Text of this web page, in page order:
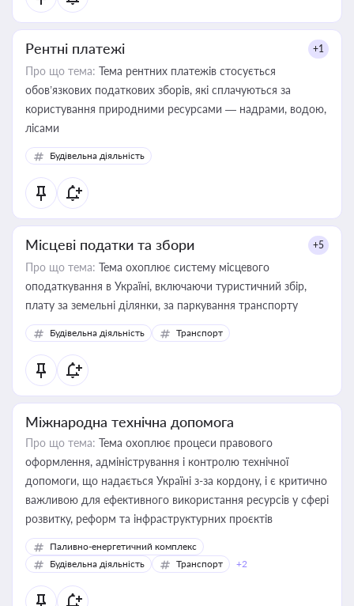
Рентні платежі +1
Про що тема: Тема рентних платежів стосується
обов’язкових податкових зборів, які сплачуються за
користування природними ресурсами — надрами, водою,
лісами
Будівельна діяльність
Місцеві податки та збори +5
Про що тема: Тема охоплює систему місцевого
оподаткування в Україні, включаючи туристичний збір,
плату за земельні ділянки, за паркування транспорту
Будівельна діяльність Транспорт
Міжнародна технічна допомога
Про що тема: Тема охоплює процеси правового
оформлення, адміністрування і контролю технічної
допомоги, що надається Україні з-за кордону, і є критично
важливою для ефективного використання ресурсів у сфері
розвитку, реформ та інфраструктурних проєктів
Паливно-енергетичний комплекс
Будівельна діяльність
Транспорт +2